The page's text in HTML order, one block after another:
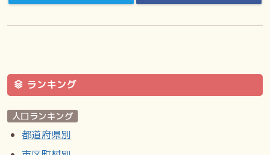
ランキング
人口ランキング
都道府県別